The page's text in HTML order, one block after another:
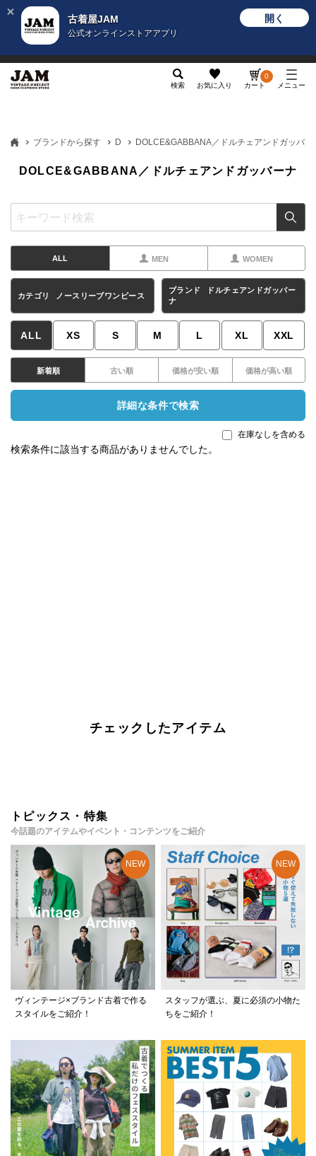
古着屋JAM
公式オンラインストアアプリ
開く
検索 お気に入り カート
0
メニュー
ブランドから探す D DOLCE&GABBANA／ドルチェアンドガッバー
DOLCE&GABBANA／ドルチェアンドガッバーナ
ALL MEN WOMEN
カテゴリ ノースリーブワンピース
ブランド
ドルチェアンドガッバー
ナ
ALL XS S M L XL XXL
新着順 古い順 価格が安い順 価格が高い順
詳細な条件で検索
在庫なしを含める
検索条件に該当する商品がありませんでした。
チェックしたアイテム
トピックス・特集
今話題のアイテムやイベント・コンテンツをご紹介
ヴィンテージ×ブランド古着で作る
スタイルをご紹介！
スタッフが選ぶ、夏に必須の小物た
ちをご紹介！